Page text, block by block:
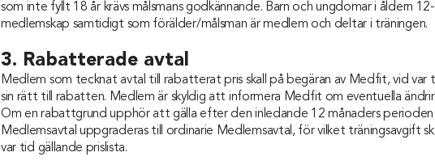
som inte fyllt 18 år krävs målsmans godkännande. Barn och ungdomar i åldern
medlemskap samtidigt som förälder/målsman är medlem och deltar i träningen.
3. Rabatterade avtal
Medlem som tecknat avtal till rabatterat pris skall på begäran av Medfit, vid var
sin rätt till rabatten. Medlem är skyldig att informera Medfit om eventuella
Om en rabattgrund upphör att gälla efter den inledande 12 månaders perioden
Medlemsavtal uppgraderas till ordinarie Medlemsavtal, för vilket träningsavgift
var tid gällande prislista.